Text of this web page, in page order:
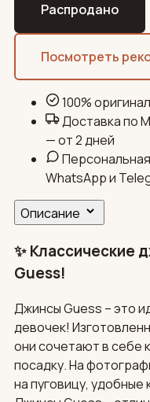
Распродано
Посмотреть
100%
Доставка по
— от 2 дней
WhatsApp и
Описание
✨ Классические
Guess!
Джинсы Guess – это
девочек!
они сочетают в себе
посадку. На
на пуговицу, удобные